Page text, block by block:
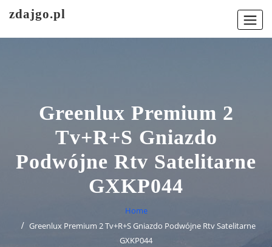
zdajgo.pl
Greenlux Premium 2
Tv+R+S Gniazdo
Podwójne Rtv Satelitarne
GXKP044
Home
Greenlux Premium 2 Tv+R+S Gniazdo Podwójne Rtv Satelitarne
GXKP044